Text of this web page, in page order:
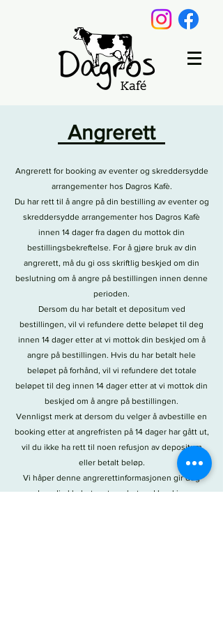
Angrerett
Angrerett for booking av eventer og skreddersydde
arrangementer hos Dagros Kafè.
Du har rett til å angre på din bestilling av eventer og
skreddersydde arrangementer hos Dagros Kafè
innen 14 dager fra dagen du mottok din
bestillingsbekreftelse. For å gjøre bruk av din
angrerett, må du gi oss skriftlig beskjed om din
beslutning om å angre på bestillingen innen denne
perioden.
Dersom du har betalt et depositum ved
bestillingen, vil vi refundere dette beløpet til deg
innen 14 dager etter at vi mottok din beskjed om å
angre på bestillingen. Hvis du har betalt hele
beløpet på forhånd, vil vi refundere det totale
beløpet til deg innen 14 dager etter at vi mottok din
beskjed om å angre på bestillingen.
Vennligst merk at dersom du velger å avbestille en
booking etter at angrefristen på 14 dager har gått ut,
vil du ikke ha rett til noen refusjon av depositum
eller betalt beløp.
Vi håper denne angrerettinformasjonen gir deg
nødvendig klarhet og trygghet ved booking av